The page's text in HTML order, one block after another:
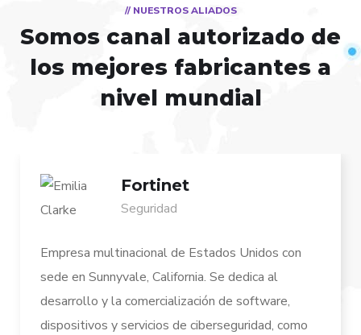
// NUESTROS ALIADOS
Somos canal autorizado de
los mejores fabricantes a
nivel mundial
Fortinet
Seguridad
Empresa multinacional de Estados Unidos con
sede en Sunnyvale, California. Se dedica al
desarrollo y la comercialización de software,
dispositivos y servicios de ciberseguridad, como